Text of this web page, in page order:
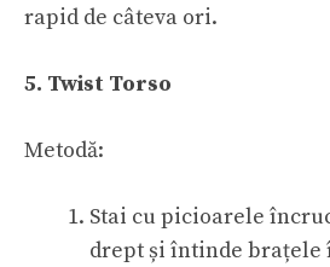
rapid de câteva ori.
5. Twist Torso
Metodă:
Stai cu picioarele
drept și întinde brațele